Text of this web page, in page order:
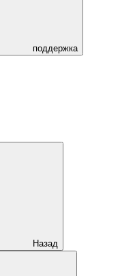
поддержка
Назад